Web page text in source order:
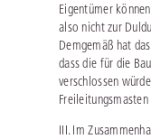
Eigentümer
also nicht zur
Demgemäß hat
dass die für die
verschlossen
III. Im